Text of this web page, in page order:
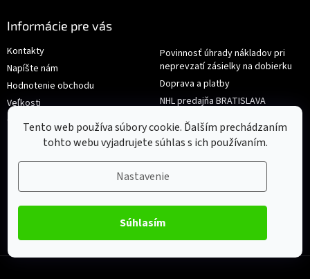
Tento web používa súbory cookie. Ďalším prechádzaním
tohto webu vyjadrujete súhlas s ich používaním.
Nastavenie
Súhlasím
Informácie pre vás
Kontakty
Napíšte nám
Hodnotenie obchodu
Veľkosti
Obchodné podmienky
Povinnosť úhrady nákladov pri
neprevzatí zásielky na dobierku
Doprava a platby
NHL predajňa BRATISLAVA
Reklamace/Výměna